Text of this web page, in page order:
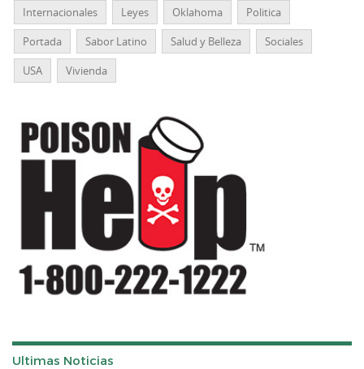
Internacionales Leyes Oklahoma
Politica
Portada
Sabor Latino Salud y Belleza
Sociales
USA
Vivienda
Ultimas Noticias